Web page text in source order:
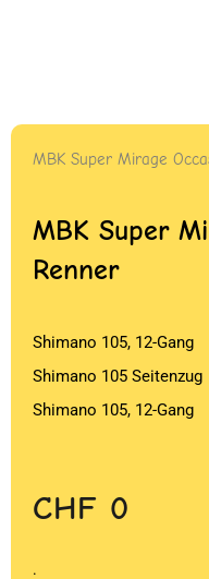
MBK Super Mirage
MBK Super
Renner
Shimano 105, 12-Gang
Shimano 105 Seitenzug
Shimano 105, 12-Gang
CHF 0
.